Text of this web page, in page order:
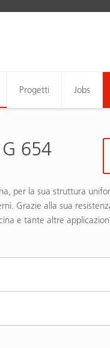
Progetti Jobs
654
per la sua struttura
Grazie alla sua
e tante altre